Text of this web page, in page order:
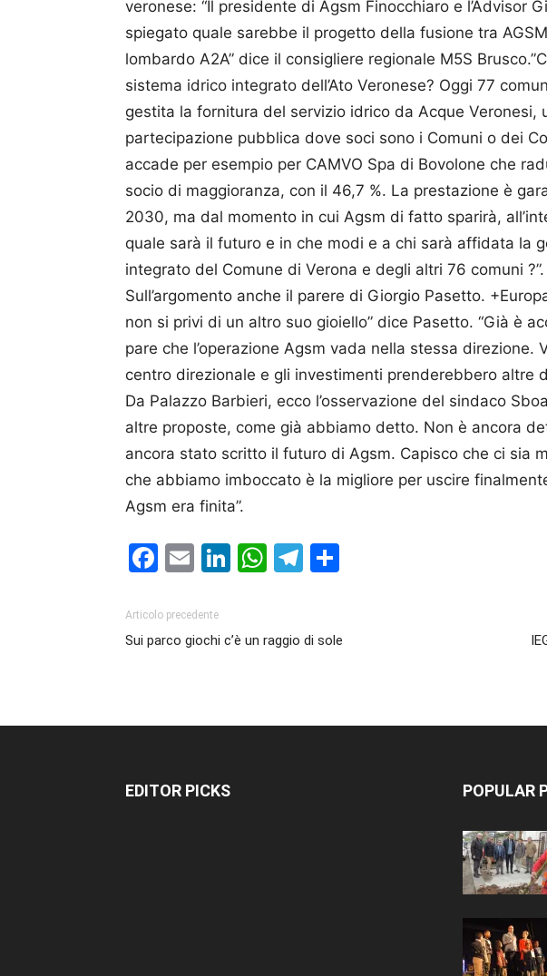
veronese: “Il presidente di Agsm Finocchiaro e l’Advisor
spiegato quale sarebbe il progetto della fusione tra
lombardo A2A” dice il consigliere regionale M5S
sistema idrico integrato dell’Ato Veronese? Oggi 77
gestita la fornitura del servizio idrico da Acque Veronesi,
partecipazione pubblica dove soci sono i Comuni o dei
accade per esempio per CAMVO Spa di Bovolone che
socio di maggioranza, con il 46,7 %. La prestazione è
2030, ma dal momento in cui Agsm di fatto sparirà,
quale sarà il futuro e in che modi e a chi sarà affidata la
integrato del Comune di Verona e degli altri 76 comuni ?”.
Sull’argomento anche il parere di Giorgio Pasetto.
non si privi di un altro suo gioiello” dice Pasetto. “Già è
pare che l’operazione Agsm vada nella stessa direzione.
centro direzionale e gli investimenti prenderebbero altre
Da Palazzo Barbieri, ecco l’osservazione del sindaco
altre proposte, come già abbiamo detto. Non è ancora
ancora stato scritto il futuro di Agsm. Capisco che ci sia
che abbiamo imboccato è la migliore per uscire
Agsm era finita”.
Facebook
EmailLinkedIn
WhatsApp
Telegram
Articolo precedente
Sui parco giochi c’è un raggio di sole
EDITOR PICKS POPULAR